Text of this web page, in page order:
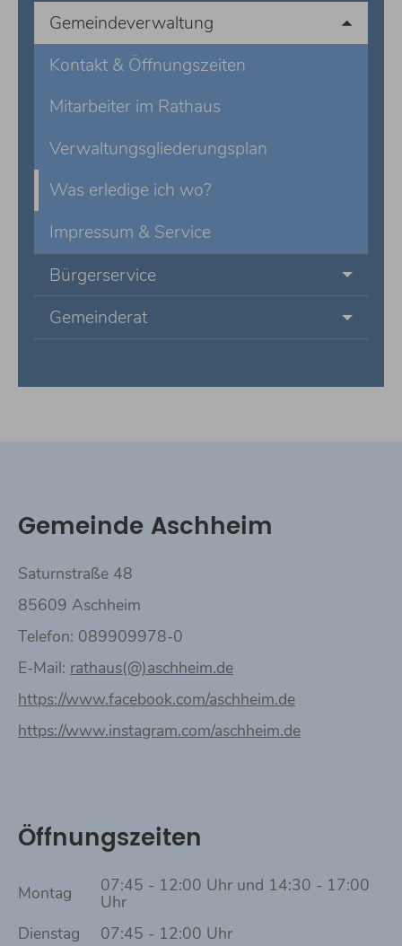
Gemeindeverwaltung
Kontakt & Öffnungszeiten
Mitarbeiter im Rathaus
Verwaltungsgliederungsplan
Was erledige ich wo?
Impressum & Service
Bürgerservice
Gemeinderat
Gemeinde Aschheim
Saturnstraße 48
85609 Aschheim
Telefon: 089909978-0
E-Mail: rathaus(@)aschheim.de
https://www.facebook.com/aschheim.de
https://www.instagram.com/aschheim.de
Öffnungszeiten
Montag 07:45 - 12:00 Uhr und 14:30 - 17:00
Uhr
Dienstag
07:45 - 12:00 Uhr